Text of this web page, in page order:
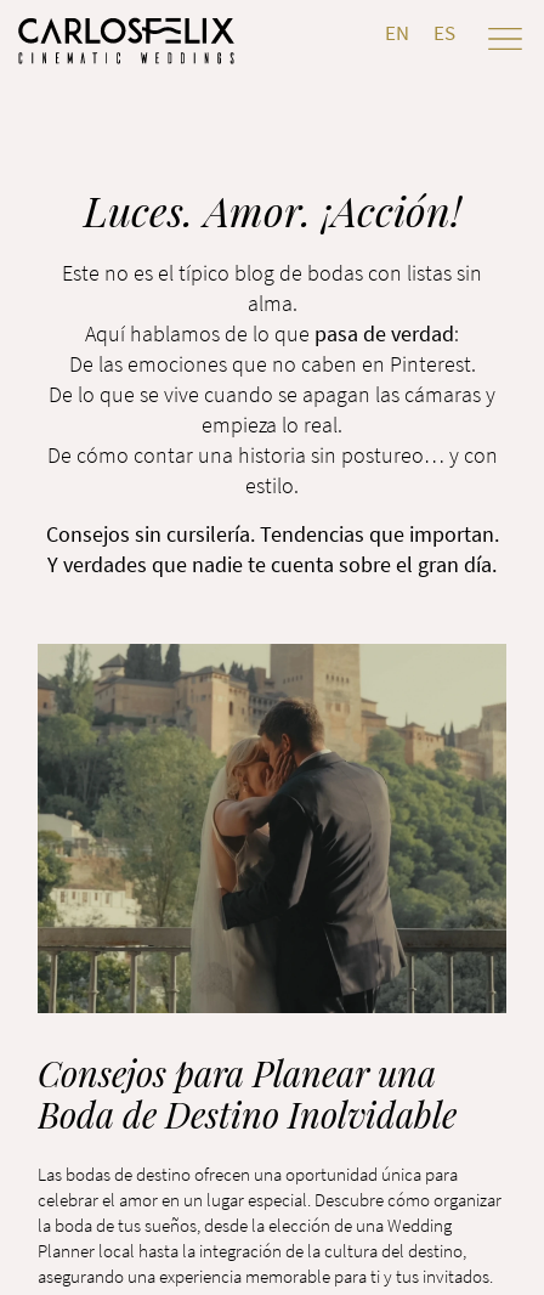
EN ES
Luces. Amor. ¡Acción!
Este no es el típico blog de bodas con listas sin
alma.
Aquí hablamos de lo que pasa de verdad:
De las emociones que no caben en Pinterest.
De lo que se vive cuando se apagan las cámaras y
empieza lo real.
De cómo contar una historia sin postureo… y con
estilo.
Consejos sin cursilería. Tendencias que importan.
Y verdades que nadie te cuenta sobre el gran día.
Consejos para Planear una
Boda de Destino Inolvidable
Las bodas de destino ofrecen una oportunidad única para
celebrar el amor en un lugar especial. Descubre cómo organizar
la boda de tus sueños, desde la elección de una Wedding
Planner local hasta la integración de la cultura del destino,
asegurando una experiencia memorable para ti y tus invitados.